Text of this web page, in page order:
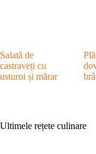
Salată de
castraveți cu
usturoi și mărar
Ultimele rețete culinare